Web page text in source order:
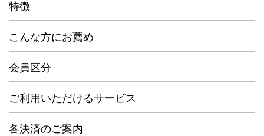
特徴
こんな方にお薦め
会員区分
ご利用いただけるサービス
各決済のご案内